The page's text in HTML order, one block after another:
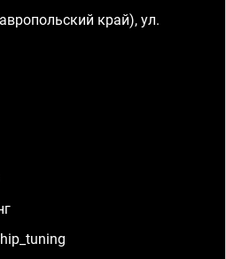
край), ул.